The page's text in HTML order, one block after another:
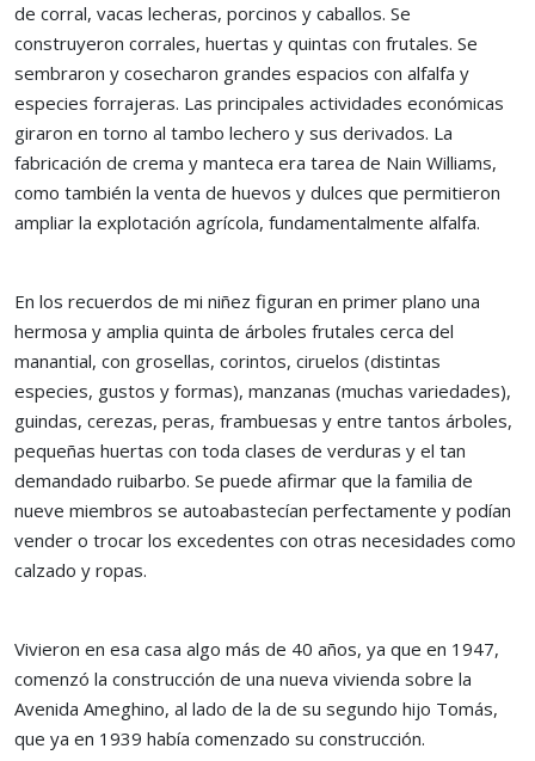
de corral, vacas lecheras, porcinos y caballos. Se
construyeron corrales, huertas y quintas con frutales. Se
sembraron y cosecharon grandes espacios con alfalfa y
especies forrajeras. Las principales actividades económicas
giraron en torno al tambo lechero y sus derivados. La
fabricación de crema y manteca era tarea de Nain Williams,
como también la venta de huevos y dulces que permitieron
ampliar la explotación agrícola, fundamentalmente alfalfa.
En los recuerdos de mi niñez figuran en primer plano una
hermosa y amplia quinta de árboles frutales cerca del
manantial, con grosellas, corintos, ciruelos (distintas
especies, gustos y formas), manzanas (muchas variedades),
guindas, cerezas, peras, frambuesas y entre tantos árboles,
pequeñas huertas con toda clases de verduras y el tan
demandado ruibarbo. Se puede afirmar que la familia de
nueve miembros se autoabastecían perfectamente y podían
vender o trocar los excedentes con otras necesidades como
calzado y ropas.
Vivieron en esa casa algo más de 40 años, ya que en 1947,
comenzó la construcción de una nueva vivienda sobre la
Avenida Ameghino, al lado de la de su segundo hijo Tomás,
que ya en 1939 había comenzado su construcción.